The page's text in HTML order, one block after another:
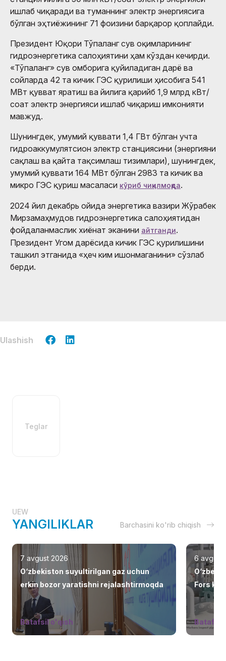
ишлаб чиқаради ва туманнинг электр энергиясига
бўлган эҳтиёжининг 71 фоизини барқарор қоплайди.
Президент Юқори Тўпаланг сув оқимларининг
гидроэнергетика салоҳиятини ҳам кўздан кечирди.
«Тўпаланг» сув омборига қуйиладиган дарё ва
сойларда 42 та кичик ГЭС қурилиши ҳисобига 541
МВт қувват яратиш ва йилига қарийб 1,9 млрд кВт/
соат электр энергияси ишлаб чиқариш имконияти
мавжуд.
Шунингдек, умумий қуввати 1,4 ГВт бўлган учта
гидроаккумулятсион электр станциясини (энергияни
сақлаш ва қайта тақсимлаш тизимлари), шунингдек,
умумий қуввати 164 МВт бўлган 2983 та кичик ва
микро ГЭС қуриш масаласи кўриб чиқилмоқда.
2024 йил декабрь ойида энергетика вазири Жўрабек
Мирзамаҳмудов гидроэнергетика салоҳиятидан
фойдаланмаслик хиёнат эканини айтганди.
Президент Угом дарёсида кичик ГЭС қурилишини
ташкил этганида «ҳеч ким ишонмаганини» сўзлаб
берди.
Ulashish
Teglar
UEW
YANGILIKLAR Barchasini ko'rib chiqish
7 avgust 2026
O‘zbekiston suyultirilgan gaz uchun
erkin bozor yaratishni rejalashtirmoqda
Batafsil o'qish
6 avgust
Fors
jalb
Batafsil